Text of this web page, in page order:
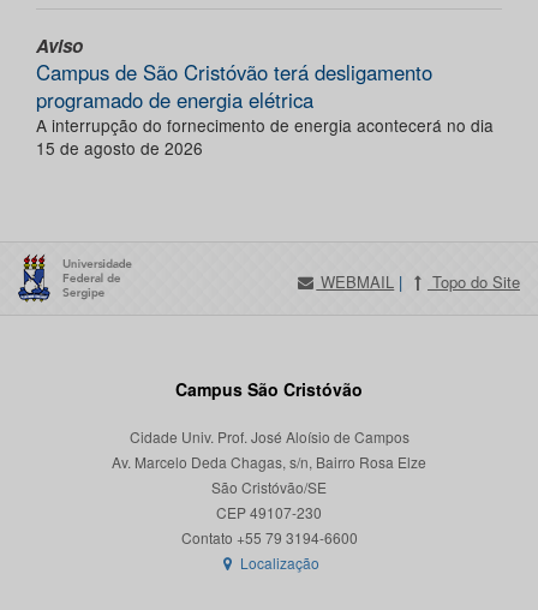
Aviso
Campus de São Cristóvão terá desligamento
programado de energia elétrica
A interrupção do fornecimento de energia acontecerá no dia
15 de agosto de 2026
WEBMAIL | Topo do Site
Campus São Cristóvão
Cidade Univ. Prof. José Aloísio de Campos
Av. Marcelo Deda Chagas, s/n, Bairro Rosa Elze
São Cristóvão/SE
CEP 49107-230
Localização